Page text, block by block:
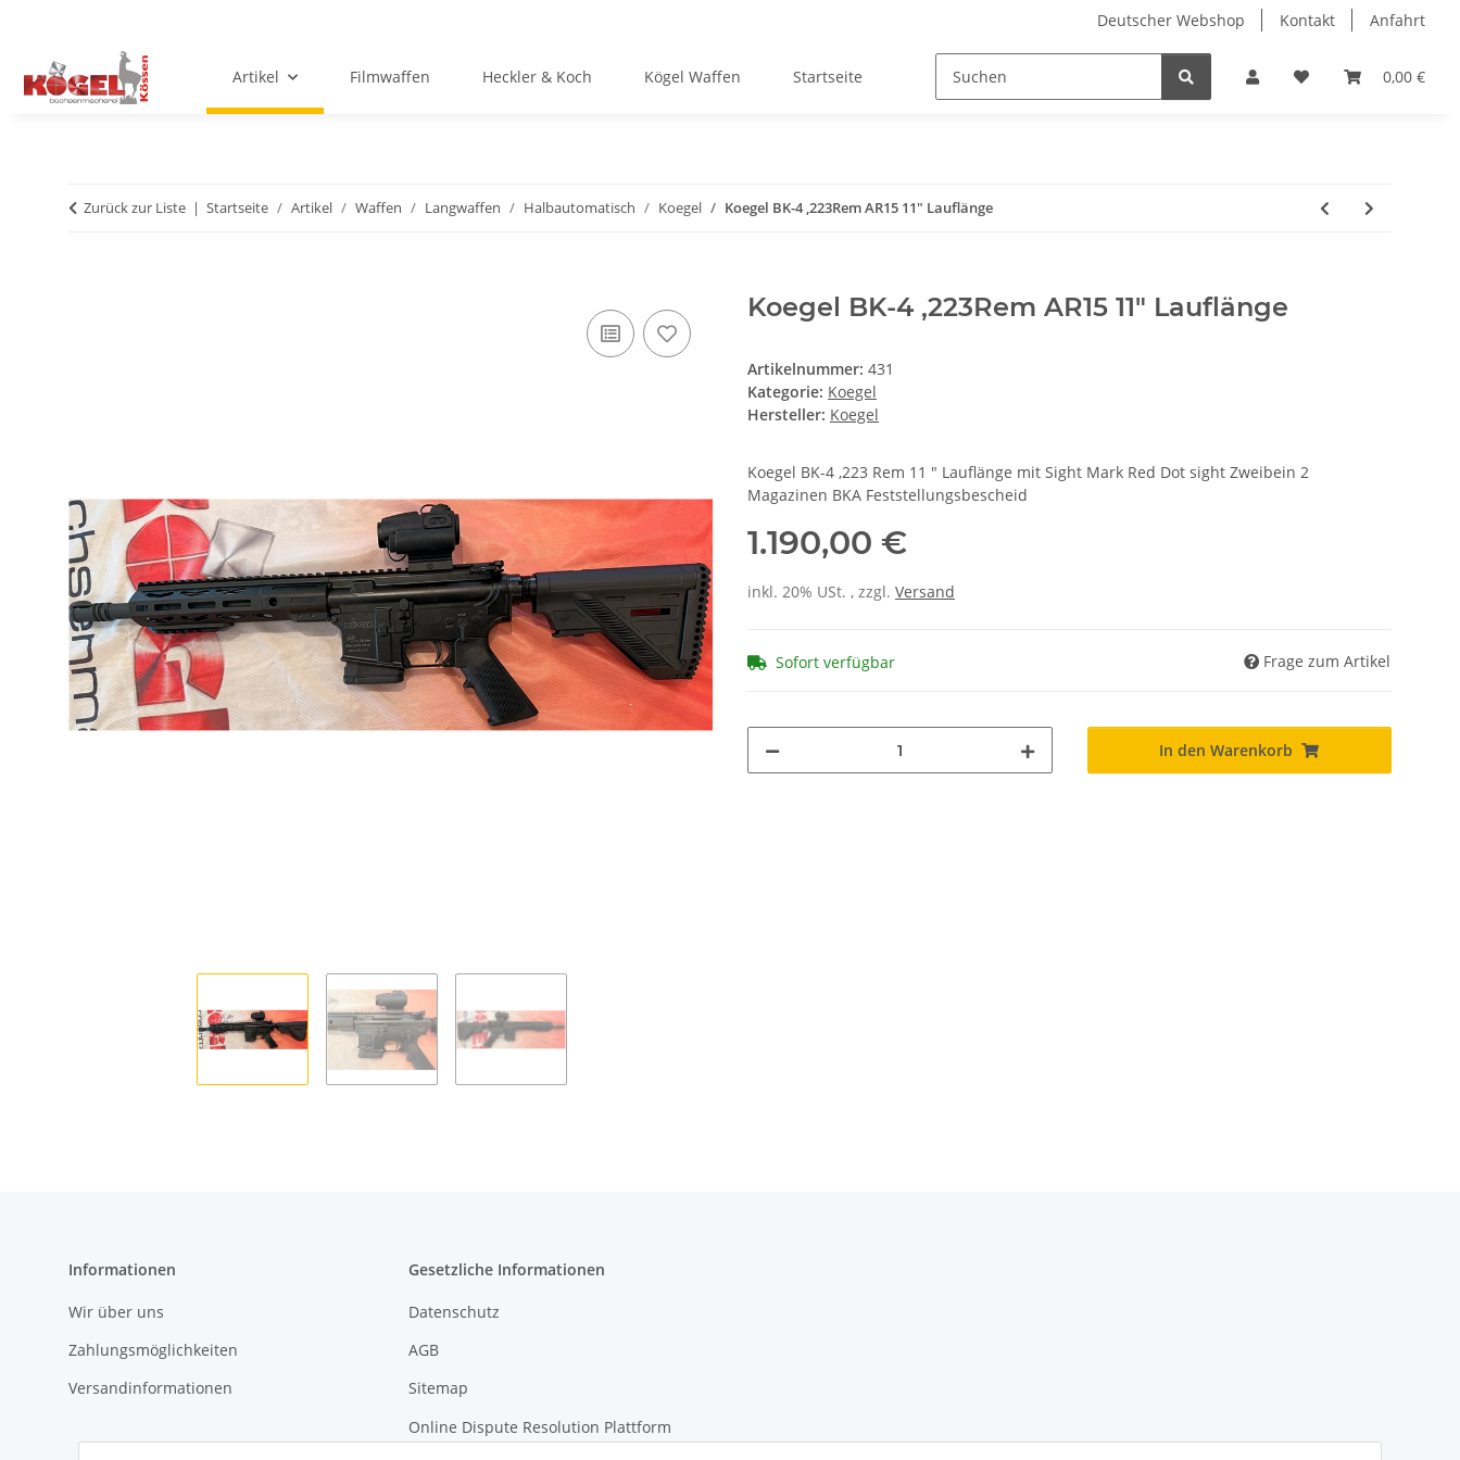
Deutscher Webshop Kontakt Anfahrt
0,00 €
Artikel Filmwaffen Heckler & Koch Kögel Waffen Startseite
Zurück zur Liste Startseite Artikel Waffen Langwaffen Halbautomatisch Koegel Koegel BK-4 ,223Rem AR15 11" Lauflänge
Koegel BK-4 ,223Rem AR15 11" Lauflänge
Artikelnummer: 431
Kategorie: Koegel
Hersteller: Koegel
Koegel BK-4 ,223 Rem 11 " Lauflänge mit Sight Mark Red Dot sight Zweibein 2
Magazinen BKA Feststellungsbescheid
1.190,00 €
inkl. 20% USt. , zzgl. Versand
Sofort verfügbar Frage zum Artikel
In den Warenkorb
Informationen
Wir über uns
Zahlungsmöglichkeiten
Versandinformationen
Gesetzliche Informationen
Datenschutz
AGB
Sitemap
Online Dispute Resolution Plattform